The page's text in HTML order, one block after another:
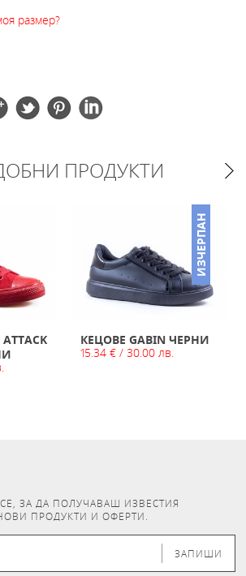
размер?
ПРОДУКТИ
ИЗЧЕРПАН
КЕЦОВЕ GABIN ЧЕРНИ
15.34 € / 30.00 лв.
ЗА ДА ПОЛУЧАВАШ ИЗВЕСТИЯ
ПРОДУКТИ И ОФЕРТИ.
ЗАПИШИ